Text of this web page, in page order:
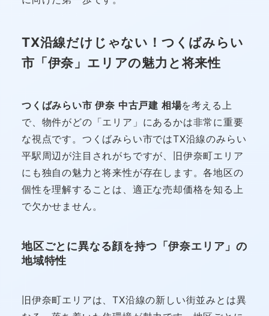
TX沿線だけじゃない！つくばみらい
市「伊奈」エリアの魅力と将来性
つくばみらい市 伊奈 中古戸建 相場を考える上
で、物件がどの「エリア」にあるかは非常に重要
な視点です。つくばみらい市ではTX沿線のみらい
平駅周辺が注目されがちですが、旧伊奈町エリア
にも独自の魅力と将来性が存在します。各地区の
個性を理解することは、適正な売却価格を知る上
で欠かせません。
地区ごとに異なる顔を持つ「伊奈エリア」の
地域特性
旧伊奈町エリアは、TX沿線の新しい街並みとは異